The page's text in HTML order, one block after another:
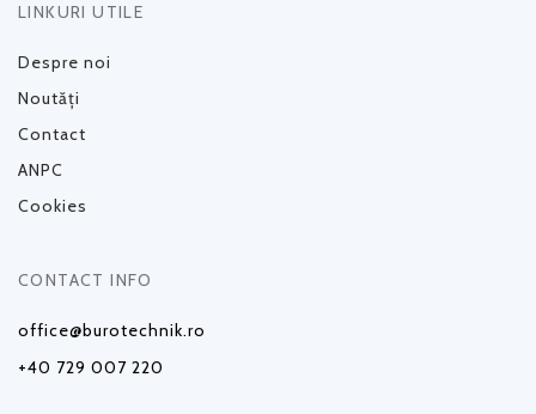
LINKURI UTILE
Despre noi
Noutăți
Contact
ANPC
Cookies
CONTACT INFO
office@burotechnik.ro
+40 729 007 220